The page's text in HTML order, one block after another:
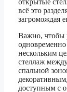
открытые
всё это
загромождая
Важно, чтобы
нескольким
стеллаж
спальной
доступным с